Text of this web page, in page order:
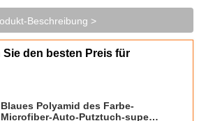
Beschreibung >
Sie den besten Preis für
Blaues Polyamid des Farbe-
Microfiber-Auto-Putztuch-super